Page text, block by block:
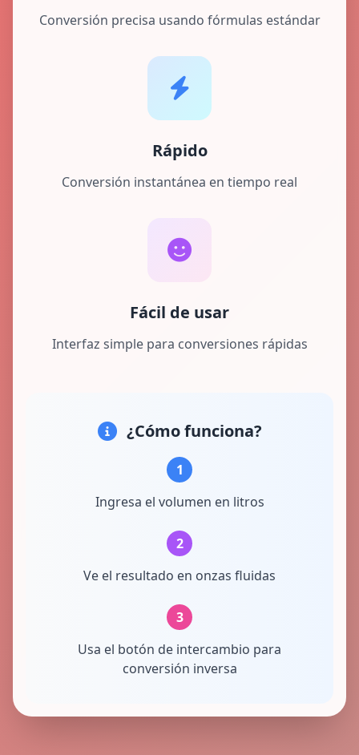
Conversión precisa usando fórmulas estándar
Rápido
Conversión instantánea en tiempo real
Fácil de usar
Interfaz simple para conversiones rápidas
¿Cómo funciona?
1
Ingresa el volumen en litros
2
Ve el resultado en onzas fluidas
3
Usa el botón de intercambio para
conversión inversa